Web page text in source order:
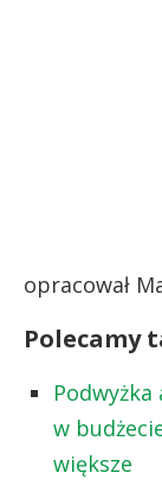
opracował
Polecamy
w
większe